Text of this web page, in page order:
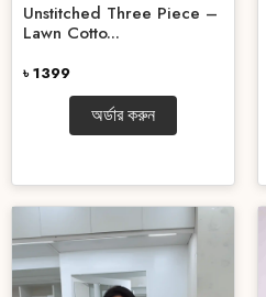
Unstitched Three Piece –
Lawn Cotto...
৳ 1399
অর্ডার করুন